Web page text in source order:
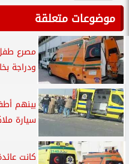
موضوعات متعلقة
مصرع
ودراجة
سيارة